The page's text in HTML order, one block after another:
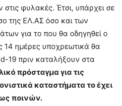
στις φυλακές. Έτσι, υπάρχει σε
της ΕΛ.ΑΣ όσο και των
για το που θα οδηγηθεί ο
14 ημέρες υποχρεωτικά θα
19 πριν καταλήξουν στα
πρόσταγμα για τις
καταστήματα το έχει
ποινών.